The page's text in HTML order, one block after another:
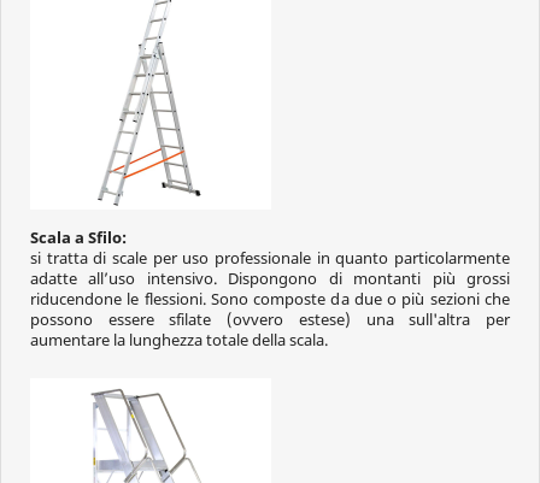
Scala a Sfilo:
si tratta di scale per uso professionale in quanto particolarmente
adatte all’uso intensivo. Dispongono di montanti più grossi
riducendone le flessioni. Sono composte da due o più sezioni che
possono essere sfilate (ovvero estese) una sull'altra per
aumentare la lunghezza totale della scala.